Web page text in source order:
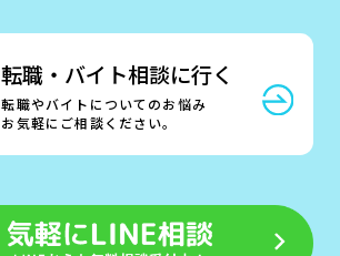
転職・バイト相談に行く
転職やバイトについてのお悩み
お気軽にご相談ください。